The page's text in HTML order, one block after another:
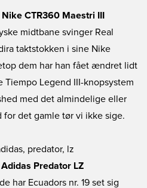
CTR360 Maestri III
midtbane svinger Real
taktstokken i sine Nike
dem har han fået ændret lidt
Tiempo Legend III-knopsystem
med det almindelige eller
for det gamle tør vi ikke sige.
Predator LZ
har Ecuadors nr. 19 set sig